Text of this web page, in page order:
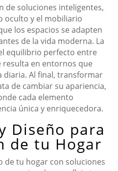
de soluciones inteligentes,
oculto y el mobiliario
los espacios se adapten
de la vida moderna. La
equilibrio perfecto entre
resulta en entornos que
diaria. Al final, transformar
de cambiar su apariencia,
cada elemento
única y enriquecedora.
Diseño para
de tu Hogar
de tu hogar con soluciones